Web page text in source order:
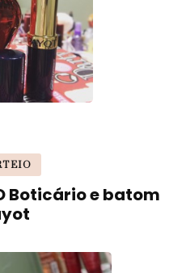
Boticário e batom